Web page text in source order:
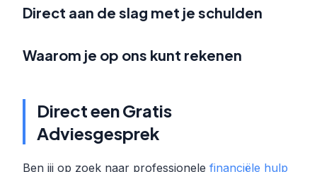
Direct aan de slag met je schulden
Waarom je op ons kunt rekenen
Direct een Gratis
Adviesgesprek
Ben jij op zoek naar professionele financiële hulp